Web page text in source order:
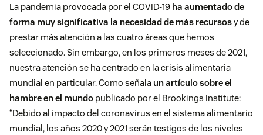
La pandemia provocada por el COVID-19 ha aumentado de
forma muy significativa la necesidad de más recursosy de
prestar más atención a las cuatro áreas que hemos
seleccionado. Sin embargo, en los primeros meses de 2021,
nuestra atención se ha centrado en la crisis alimentaria
mundial en particular. Como señala un artículo sobre el
hambre en el mundo publicado por el Brookings Institute:
“Debido al impacto del coronavirus en el sistema alimentario
mundial, los años 2020 y 2021 serán testigos de los niveles